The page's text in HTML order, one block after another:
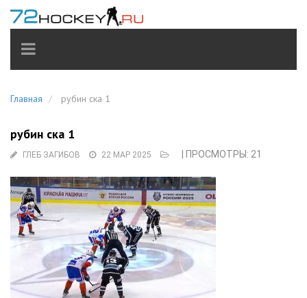
TOGGLE
NAVIGATION
Главная рубин ска 1
рубин ска 1
ГЛЕБ ЗАГИБОВ 22 МАР 2025 | ПРОСМОТРЫ: 21